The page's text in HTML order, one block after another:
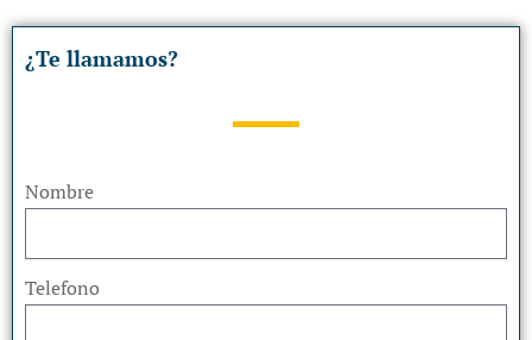
¿Te llamamos?
Nombre
Telefono